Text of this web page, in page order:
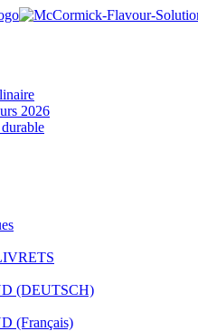
2026
(DEUTSCH)
(Français)